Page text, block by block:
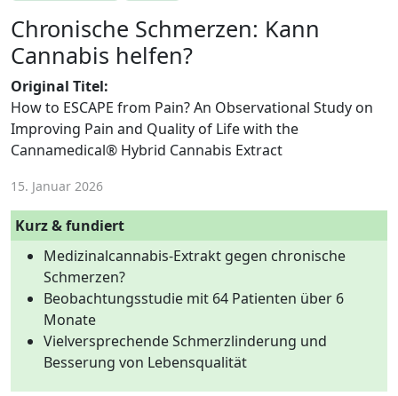
Chronische Schmerzen: Kann
Cannabis helfen?
Original Titel:
How to ESCAPE from Pain? An Observational Study on
Improving Pain and Quality of Life with the
Cannamedical® Hybrid Cannabis Extract
15. Januar 2026
Kurz & fundiert
Medizinalcannabis-Extrakt gegen chronische
Schmerzen?
Beobachtungsstudie mit 64 Patienten über 6
Monate
Vielversprechende Schmerzlinderung und
Besserung von Lebensqualität